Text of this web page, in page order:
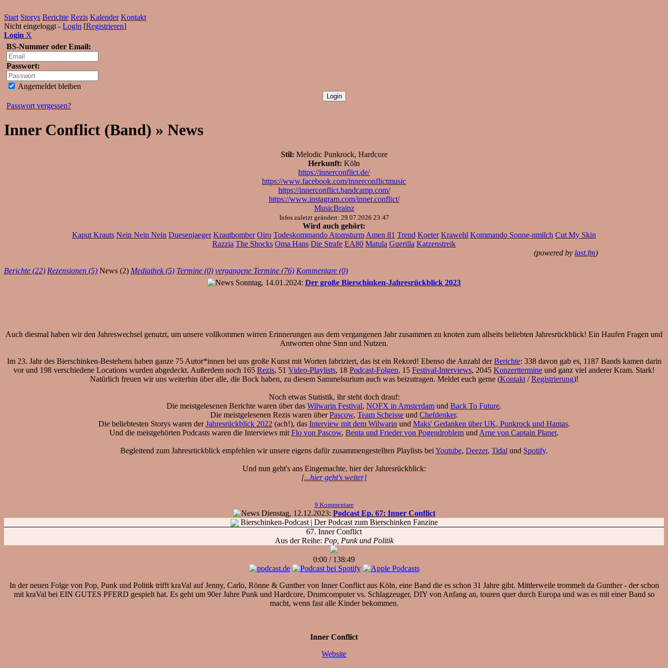
Start Storys Berichte Rezis Kalender Kontakt
Nicht eingeloggt - Login [Registrieren]
Login X
BS-Nummer oder Email:
Passwort:
Angemeldet bleiben
Passwort vergessen?
Inner Conflict (Band) » News
Stil: Melodic Punkrock, Hardcore
Herkunft: Köln
https://innerconflict.de/
https://www.facebook.com/innerconflictmusic
https://innerconflict.bandcamp.com/
https://www.instagram.com/inner.conflict/
MusicBrainz
Infos zuletzt geändert: 29.07.2026 23:47
Wird auch gehört:
Kaput Krauts Nein Nein Nein Duesenjaeger Krautbomber Oiro Todeskommando Atomsturm Amen 81 Trend Koeter Krawehl Kommando Sonne-nmilch Cut My Skin
Razzia The Shocks Oma Hans Die Strafe EA80 Matula Guerilla Katzenstreik
(powered by last.fm)
Berichte (22) Rezensionen (5) News (2) Mediathek (5) Termine (0) vergangene Termine (76) Kommentare (0)
Sonntag, 14.01.2024: Der große Bierschinken-Jahresrückblick 2023
Auch diesmal haben wir den Jahreswechsel genutzt, um unsere vollkommen wirren Erinnerungen aus dem vergangenen Jahr zusammen zu knoten zum allseits beliebten Jahresrückblick! Ein Haufen Fragen und
Antworten ohne Sinn und Nutzen.
Im 23. Jahr des Bierschinken-Bestehens haben ganze 75 Autor*innen bei uns große Kunst mit Worten fabriziert, das ist ein Rekord! Ebenso die Anzahl derBerichte: 338 davon gab es, 1187 Bands kamen darin
vor und 198 verschiedene Locations wurden abgedeckt. Außerdem noch 165 Rezis, 51 Video-Playlists, 18 Podcast-Folgen, 15 Festival-Interviews, 2045 Konzerttermine und ganz viel anderer Kram. Stark!
Natürlich freuen wir uns weiterhin über alle, die Bock haben, zu diesem Sammelsurium auch was beizutragen. Meldet euch gerne (Kontakt/Registrierung)!
Noch etwas Statistik, ihr steht doch drauf:
Die meistgelesenen Berichte waren über das Wilwarin Festival, NOFX in Amsterdam und Back To Future.
Die meistgelesenen Rezis waren überPascow, Team Scheisse und Chefdenker.
Die beliebtesten Storys waren derJahresrückblick 2022 (ach!), das Interview mit dem Wilwarin und Maks' Gedanken über UK, Punkrock und Hamas.
Und die meistgehörten Podcasts waren die Interviews mit Flo von Pascow, Benta und Frieder von Pogendroblem und Arne von Captain Planet.
Begleitend zum Jahresrückblick empfehlen wir unsere eigens dafür zusammengestellten Playlists bei Youtube, Deezer, Tidal und Spotify.
Und nun geht's ans Eingemachte, hier der Jahresrückblick:
[...hier geht's weiter]
9 Kommentare
Dienstag, 12.12.2023: Podcast Ep. 67: Inner Conflict
Bierschinken-Podcast| Der Podcast zum Bierschinken Fanzine
67. Inner Conflict
Aus der Reihe: Pop, Punk und Politik
0:00 / 138:49
In der neuen Folge von Pop, Punk und Politik trifft kraVal auf Jenny, Carlo, Rönne & Gunther von Inner Conflict aus Köln, eine Band die es schon 31 Jahre gibt. Mittlerweile trommelt da Gunther - der schon
mit kraVal bei EIN GUTES PFERD gespielt hat. Es geht um 90er Jahre Punk und Hardcore, Drumcomputer vs. Schlagzeuger, DIY von Anfang an, touren quer durch Europa und was es mit einer Band so
macht, wenn fast alle Kinder bekommen.
Inner Conflict
Website